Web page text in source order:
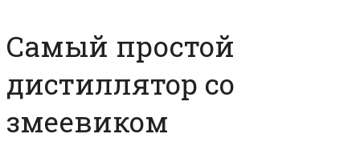
Самый простой
дистиллятор со
змеевиком